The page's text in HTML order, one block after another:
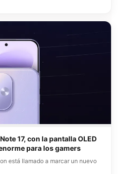
17, con la pantalla OLED
para los gamers
está llamado a marcar un nuevo